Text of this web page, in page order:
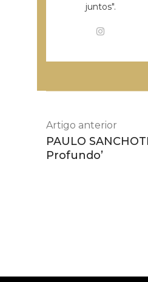
juntos".
Artigo anterior
PAULO
Profundo’